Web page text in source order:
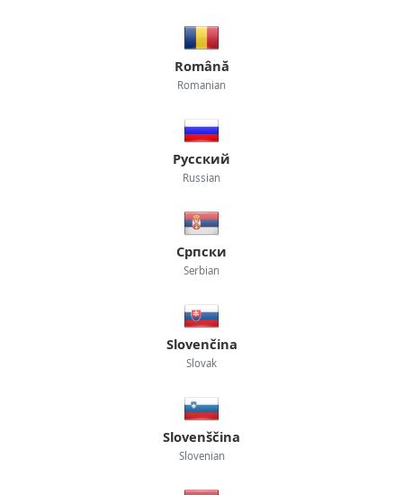
Română
Romanian
Русский
Russian
Српски
Serbian
Slovenčina
Slovak
Slovenščina
Slovenian